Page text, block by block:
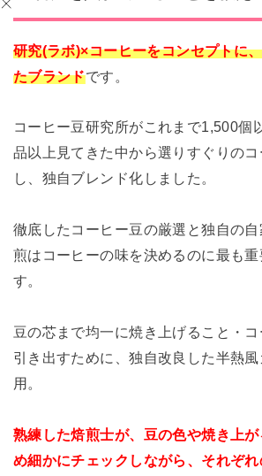
研究(ラボ)×コーヒーをコンセプトに
たブランドです。
コーヒー豆研究所がこれまで1,500個
品以上見てきた中から選りすぐりの
し、独自ブレンド化しました。
徹底したコーヒー豆の厳選と独自の
煎はコーヒーの味を決めるのに最も
す。
豆の芯まで均一に焼き上げること・
引き出すために、独自改良した半熱
用。
熟練した焙煎士が、豆の色や焼き上
め細かにチェックしながら、それぞ